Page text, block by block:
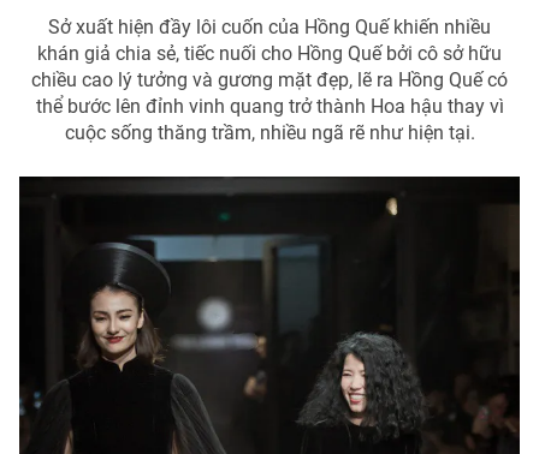
Sở xuất hiện đầy lôi cuốn của Hồng Quế khiến nhiều
khán giả chia sẻ, tiếc nuối cho Hồng Quế bởi cô sở hữu
chiều cao lý tưởng và gương mặt đẹp, lẽ ra Hồng Quế có
thể bước lên đỉnh vinh quang trở thành Hoa hậu thay vì
cuộc sống thăng trầm, nhiều ngã rẽ như hiện tại.